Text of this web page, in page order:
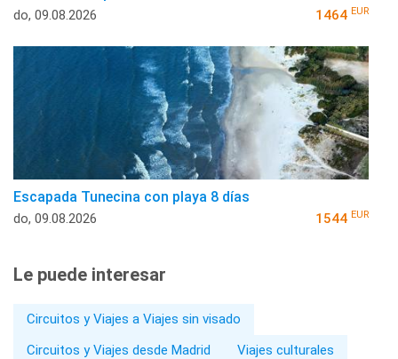
do, 09.08.2026 1464 EUR
Escapada Tunecina con playa 8 días
do, 09.08.2026 1544 EUR
Le puede interesar
Circuitos y Viajes a Viajes sin visado
Circuitos y Viajes desde Madrid
Viajes culturales